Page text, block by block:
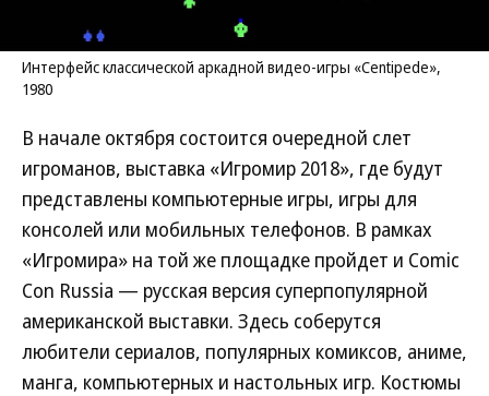
Интерфейс классической аркадной видео-игры «Сentipede»,
1980
В начале октября состоится очередной слет
игроманов, выставка «Игромир 2018», где будут
представлены компьютерные игры, игры для
консолей или мобильных телефонов. В рамках
«Игромира» на той же площадке пройдет и Comic
Con Russia — русская версия суперпопулярной
американской выставки. Здесь соберутся
любители сериалов, популярных комиксов, аниме,
манга, компьютерных и настольных игр. Костюмы